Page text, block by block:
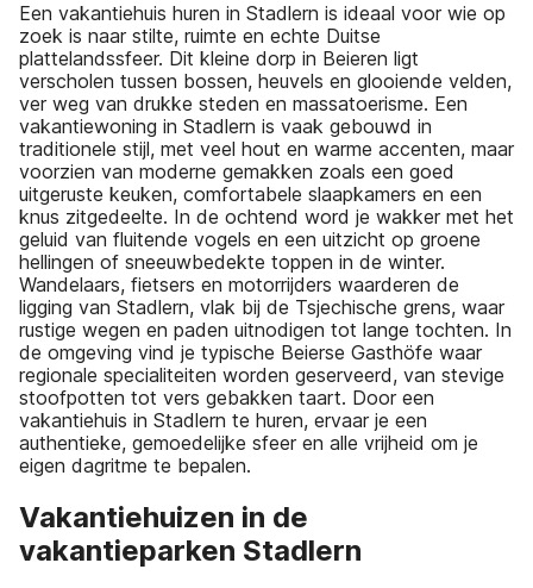
Een vakantiehuis huren in Stadlern is ideaal voor wie op
zoek is naar stilte, ruimte en echte Duitse
plattelandssfeer. Dit kleine dorp in Beieren ligt
verscholen tussen bossen, heuvels en glooiende velden,
ver weg van drukke steden en massatoerisme. Een
vakantiewoning in Stadlern is vaak gebouwd in
traditionele stijl, met veel hout en warme accenten, maar
voorzien van moderne gemakken zoals een goed
uitgeruste keuken, comfortabele slaapkamers en een
knus zitgedeelte. In de ochtend word je wakker met het
geluid van fluitende vogels en een uitzicht op groene
hellingen of sneeuwbedekte toppen in de winter.
Wandelaars, fietsers en motorrijders waarderen de
ligging van Stadlern, vlak bij de Tsjechische grens, waar
rustige wegen en paden uitnodigen tot lange tochten. In
de omgeving vind je typische Beierse Gasthöfe waar
regionale specialiteiten worden geserveerd, van stevige
stoofpotten tot vers gebakken taart. Door een
vakantiehuis in Stadlern te huren, ervaar je een
authentieke, gemoedelijke sfeer en alle vrijheid om je
eigen dagritme te bepalen.
Vakantiehuizen in de
vakantieparken Stadlern